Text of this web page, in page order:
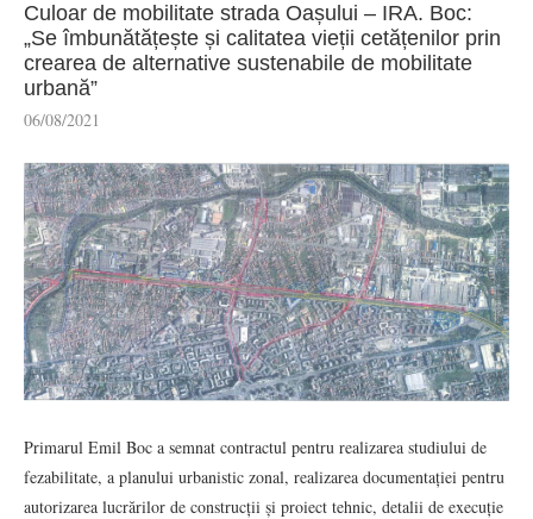
Culoar de mobilitate strada Oașului – IRA. Boc:
„Se îmbunătățește și calitatea vieții cetățenilor prin
crearea de alternative sustenabile de mobilitate
urbană”
06/08/2021
Primarul Emil Boc a semnat contractul pentru realizarea studiului de
fezabilitate, a planului urbanistic zonal, realizarea documentației pentru
autorizarea lucrărilor de construcții și proiect tehnic, detalii de execuție